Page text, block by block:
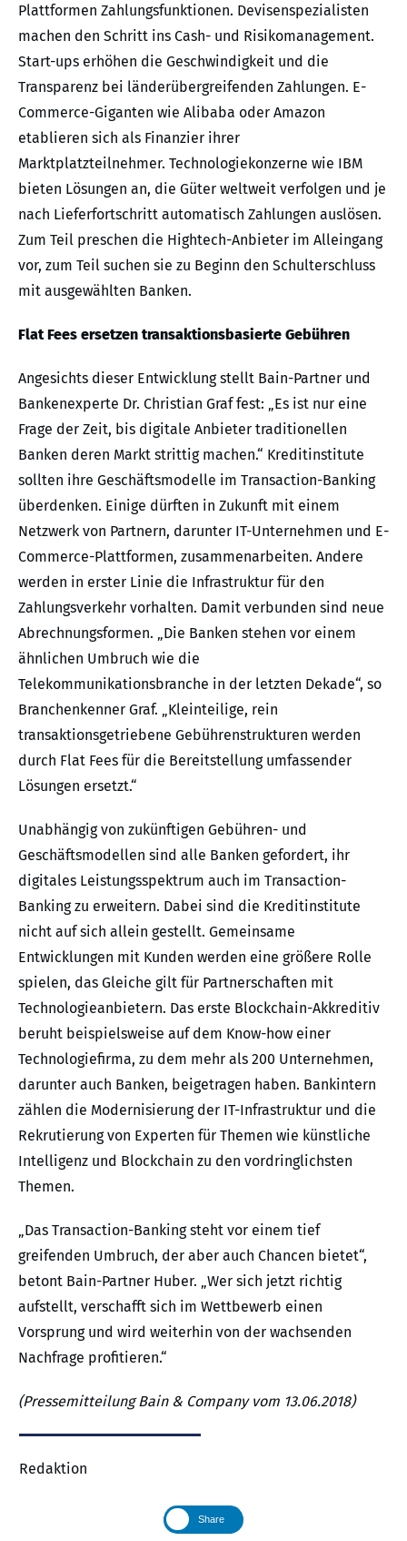
Plattformen Zahlungsfunktionen. Devisenspezialisten
machen den Schritt ins Cash- und Risikomanagement.
Start-ups erhöhen die Geschwindigkeit und die
Transparenz bei länderübergreifenden Zahlungen. E-
Commerce-Giganten wie Alibaba oder Amazon
etablieren sich als Finanzier ihrer
Marktplatzteilnehmer. Technologiekonzerne wie IBM
bieten Lösungen an, die Güter weltweit verfolgen und je
nach Lieferfortschritt automatisch Zahlungen auslösen.
Zum Teil preschen die Hightech-Anbieter im Alleingang
vor, zum Teil suchen sie zu Beginn den Schulterschluss
mit ausgewählten Banken.
Flat Fees ersetzen transaktionsbasierte Gebühren
Angesichts dieser Entwicklung stellt Bain-Partner und
Bankenexperte Dr. Christian Graf fest: „Es ist nur eine
Frage der Zeit, bis digitale Anbieter traditionellen
Banken deren Markt strittig machen.“ Kreditinstitute
sollten ihre Geschäftsmodelle im Transaction-Banking
überdenken. Einige dürften in Zukunft mit einem
Netzwerk von Partnern, darunter IT-Unternehmen und E-
Commerce-Plattformen, zusammenarbeiten. Andere
werden in erster Linie die Infrastruktur für den
Zahlungsverkehr vorhalten. Damit verbunden sind neue
Abrechnungsformen. „Die Banken stehen vor einem
ähnlichen Umbruch wie die
Telekommunikationsbranche in der letzten Dekade“, so
Branchenkenner Graf. „Kleinteilige, rein
transaktionsgetriebene Gebührenstrukturen werden
durch Flat Fees für die Bereitstellung umfassender
Lösungen ersetzt.“
Unabhängig von zukünftigen Gebühren- und
Geschäftsmodellen sind alle Banken gefordert, ihr
digitales Leistungsspektrum auch im Transaction-
Banking zu erweitern. Dabei sind die Kreditinstitute
nicht auf sich allein gestellt. Gemeinsame
Entwicklungen mit Kunden werden eine größere Rolle
spielen, das Gleiche gilt für Partnerschaften mit
Technologieanbietern. Das erste Blockchain-Akkreditiv
beruht beispielsweise auf dem Know-how einer
Technologiefirma, zu dem mehr als 200 Unternehmen,
darunter auch Banken, beigetragen haben. Bankintern
zählen die Modernisierung der IT-Infrastruktur und die
Rekrutierung von Experten für Themen wie künstliche
Intelligenz und Blockchain zu den vordringlichsten
Themen.
„Das Transaction-Banking steht vor einem tief
greifenden Umbruch, der aber auch Chancen bietet“,
betont Bain-Partner Huber. „Wer sich jetzt richtig
aufstellt, verschafft sich im Wettbewerb einen
Vorsprung und wird weiterhin von der wachsenden
Nachfrage profitieren.“
(Pressemitteilung Bain & Company vom 13.06.2018)
Redaktion
Share